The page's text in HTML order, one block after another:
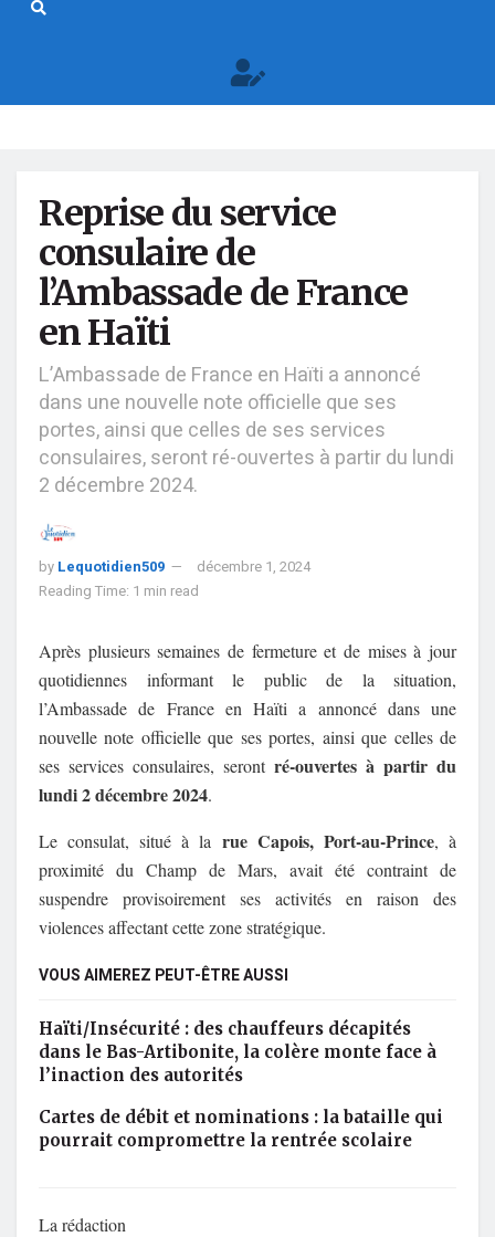
Reprise du service
consulaire de
l’Ambassade de France
en Haïti
L’Ambassade de France en Haïti a annoncé
dans une nouvelle note officielle que ses
portes, ainsi que celles de ses services
consulaires, seront ré-ouvertes à partir du lundi
2 décembre 2024.
by Lequotidien509
décembre 1, 2024
Reading Time: 1 min read
Après plusieurs semaines de fermeture et de mises à jour
quotidiennes informant le public de la situation,
l’Ambassade de France en Haïti a annoncé dans une
nouvelle note officielle que ses portes, ainsi que celles de
ses services consulaires, seront ré-ouvertes à partir du
lundi 2 décembre 2024.
Le consulat, situé à la rue Capois, Port-au-Prince, à
proximité du Champ de Mars, avait été contraint de
suspendre provisoirement ses activités en raison des
violences affectant cette zone stratégique.
VOUS AIMEREZ PEUT-ÊTRE AUSSI
Haïti/Insécurité : des chauffeurs décapités
dans le Bas-Artibonite, la colère monte face à
l’inaction des autorités
Cartes de débit et nominations : la bataille qui
pourrait compromettre la rentrée scolaire
La rédaction